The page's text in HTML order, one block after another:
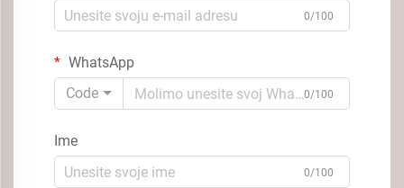
0/100
WhatsApp
Code
0/100
Ime
0/100